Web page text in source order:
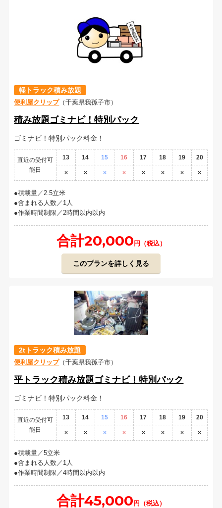
軽トラック積み放題
便利屋クリップ（千葉県我孫子市）
積み放題ゴミナビ！特別パック
ゴミナビ！特別パック料金！
直近の受付可
能日
13 14 15 16 17 18 19 20
× × × × × × × ×
積載量／2.5立米
含まれる人数／1人
作業時間制限／2時間以内以内
合計20,000 円（税込）
このプランを詳しく見る
2tトラック積み放題
便利屋クリップ（千葉県我孫子市）
平トラック積み放題ゴミナビ！特別パック
ゴミナビ！特別パック料金！
直近の受付可
能日
13 14 15 16 17 18 19 20
× × × × × × × ×
積載量／5立米
含まれる人数／1人
作業時間制限／4時間以内以内
合計45,000 円（税込）